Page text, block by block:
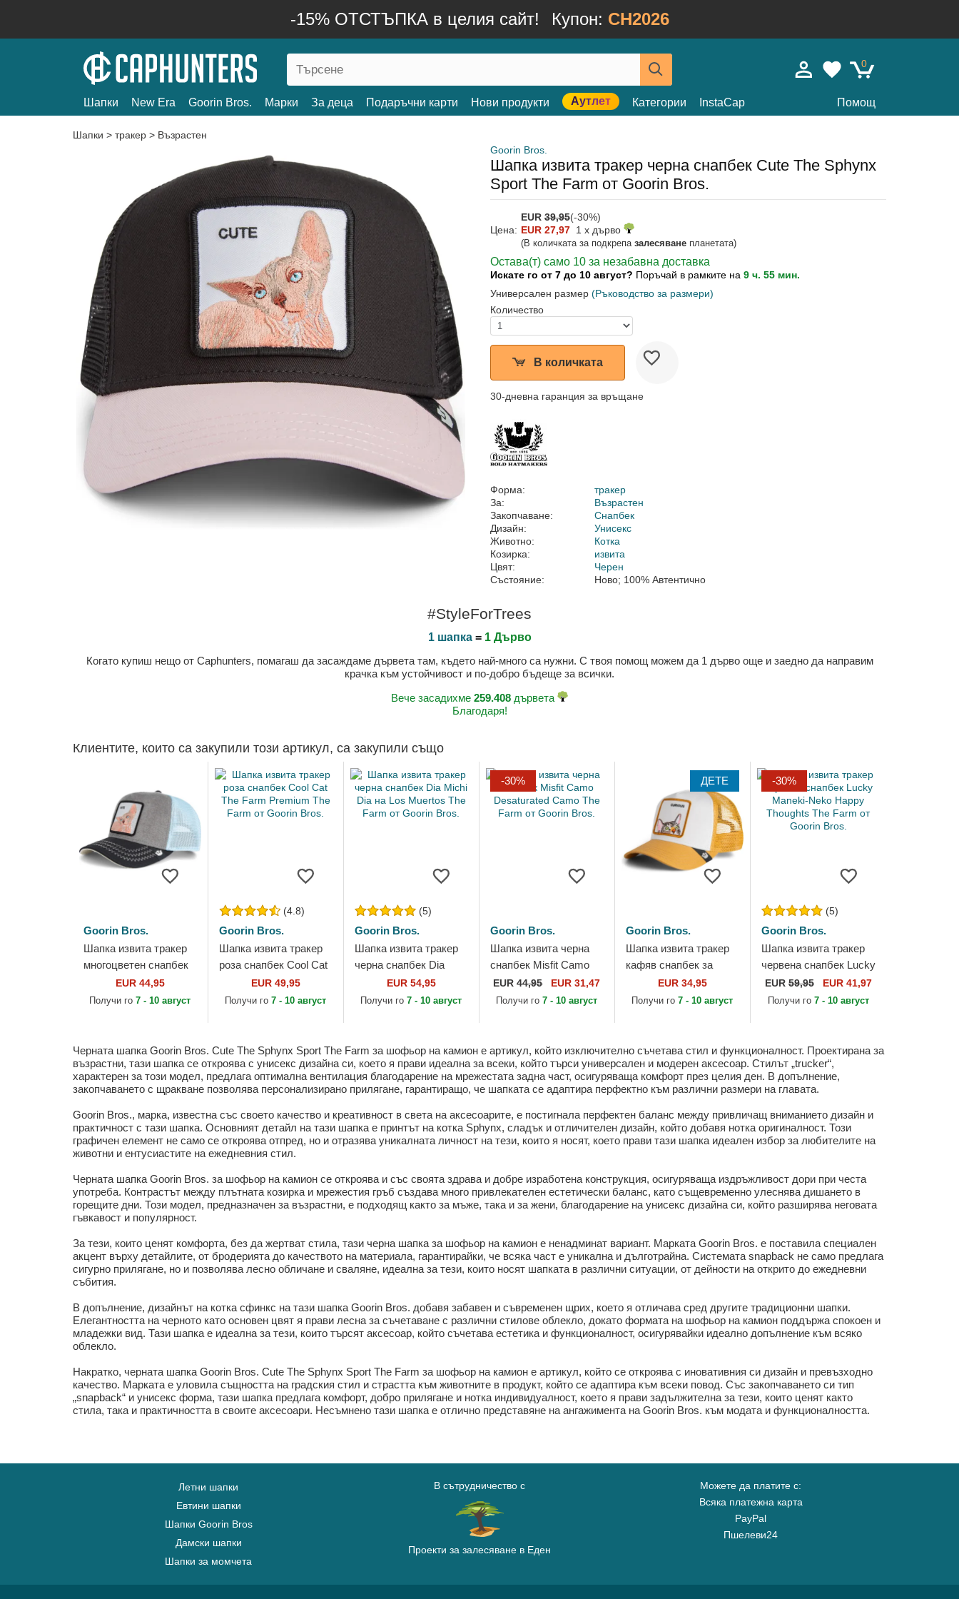
-15% ОТСТЪПКА в целия сайт! Купон: CH2026
0
Шапки New Era Goorin Bros. Марки За деца Подаръчни карти Нови продукти Аутлет Категории InstaCap Помощ
Шапки > тракер > Възрастен
Goorin Bros.
Шапка извита тракер черна снапбек Cute The Sphynx
Sport The Farm от Goorin Bros.
EUR 39,95(-30%)
Цена: EUR 27,97 1 x дърво
(В количката за подкрепа залесяване планетата)
Остава(т) само 10 за незабавна доставка
Искате го от 7 до 10 август? Поръчай в рамките на 9 ч. 55 мин.
Универсален размер (Ръководство за размери)
Количество
В количката
30-дневна гаранция за връщане
Форма:
тракер
За:
Възрастен
Закопчаване:
Снапбек
Дизайн:
Унисекс
Животно:
Котка
Козирка:
извита
Цвят:
Черен
Състояние:
Ново; 100% Автентично
#StyleForTrees
1 шапка= 1 Дърво
Когато купиш нещо от Caphunters, помагаш да засаждаме дървета там, където най-много са нужни. С твоя помощ можем да 1 дърво още и заедно да направим
крачка към устойчивост и по-добро бъдеще за всички.
Вече засадихме 259.408 дървета
Благодаря!
Клиентите, които са закупили този артикул, са закупили също
Goorin Bros.
Шапка извита тракер
многоцветен снапбек
Cute Remix The Farm
от Goorin Bros.
EUR 44,95
Получи го7 - 10 август
(4.8)
Goorin Bros.
Шапка извита тракер
роза снапбек Cool Cat
The Farm Premium The
Farm от Goorin Bros.
EUR 49,95
Получи го7 - 10 август
(5)
Goorin Bros.
Шапка извита тракер
черна снапбек Dia
Michi Dia на Los
Muertos The Farm от
EUR 54,95
Получи го7 - 10 август
-30%
Goorin Bros.
Шапка извита черна
снапбек Misfit Camo
Desaturated Camo The
Farm от Goorin Bros.
EUR44,95 EUR 31,47
Получи го7 - 10 август
ДЕТЕ
Goorin Bros.
Шапка извита тракер
кафяв снапбек за
деца Curious Cat Mini
The Farm от Goorin
EUR 34,95
Получи го7 - 10 август
-30%
(5)
Goorin Bros.
Шапка извита тракер
червена снапбек Lucky
Maneki-Neko Happy
Thoughts The Farm от
EUR 59,95 EUR 41,97
Получи го 7 - 10 август
Черната шапка Goorin Bros. Cute The Sphynx Sport The Farm за шофьор на камион е артикул, който изключително съчетава стил и функционалност. Проектирана за
възрастни, тази шапка се откроява с унисекс дизайна си, което я прави идеална за всеки, който търси универсален и модерен аксесоар. Стилът „trucker“,
характерен за този модел, предлага оптимална вентилация благодарение на мрежестата задна част, осигуряваща комфорт през целия ден. В допълнение,
закопчаването с щракване позволява персонализирано прилягане, гарантиращо, че шапката се адаптира перфектно към различни размери на главата.
Goorin Bros., марка, известна със своето качество и креативност в света на аксесоарите, е постигнала перфектен баланс между привличащ вниманието дизайн и
практичност с тази шапка. Основният детайл на тази шапка е принтът на котка Sphynx, сладък и отличителен дизайн, който добавя нотка оригиналност. Този
графичен елемент не само се откроява отпред, но и отразява уникалната личност на тези, които я носят, което прави тази шапка идеален избор за любителите на
животни и ентусиастите на ежедневния стил.
Черната шапка Goorin Bros. за шофьор на камион се откроява и със своята здрава и добре изработена конструкция, осигуряваща издръжливост дори при честа
употреба. Контрастът между плътната козирка и мрежестия гръб създава много привлекателен естетически баланс, като същевременно улеснява дишането в
горещите дни. Този модел, предназначен за възрастни, е подходящ както за мъже, така и за жени, благодарение на унисекс дизайна си, който разширява неговата
гъвкавост и популярност.
За тези, които ценят комфорта, без да жертват стила, тази черна шапка за шофьор на камион е ненадминат вариант. Марката Goorin Bros. е поставила специален
акцент върху детайлите, от бродерията до качеството на материала, гарантирайки, че всяка част е уникална и дълготрайна. Системата snapback не само предлага
сигурно прилягане, но и позволява лесно обличане и сваляне, идеална за тези, които носят шапката в различни ситуации, от дейности на открито до ежедневни
събития.
В допълнение, дизайнът на котка сфинкс на тази шапка Goorin Bros. добавя забавен и съвременен щрих, което я отличава сред другите традиционни шапки.
Елегантността на черното като основен цвят я прави лесна за съчетаване с различни стилове облекло, докато формата на шофьор на камион поддържа спокоен и
младежки вид. Тази шапка е идеална за тези, които търсят аксесоар, който съчетава естетика и функционалност, осигурявайки идеално допълнение към всяко
облекло.
Накратко, черната шапка Goorin Bros. Cute The Sphynx Sport The Farm за шофьор на камион е артикул, който се откроява с иновативния си дизайн и превъзходно
качество. Марката е уловила същността на градския стил и страстта към животните в продукт, който се адаптира към всеки повод. Със закопчаването си тип
„snapback“ и унисекс форма, тази шапка предлага комфорт, добро прилягане и нотка индивидуалност, което я прави задължителна за тези, които ценят както
стила, така и практичността в своите аксесоари. Несъмнено тази шапка е отлично представяне на ангажимента на Goorin Bros. към модата и функционалността.
Летни шапки
Евтини шапки
Шапки Goorin Bros
Дамски шапки
Шапки за момчета
В сътрудничество с
Проекти за залесяване в Еден
Можете да платите с:
Всяка платежна карта
PayPal
Пшелеви24